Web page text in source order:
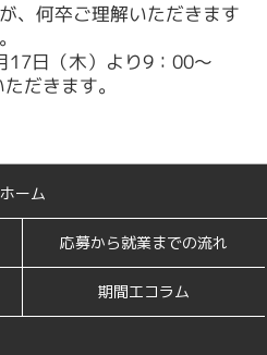
、何卒ご理解いただきます
17日（木）より9：00～
だきます。
ホーム
応募から就業までの流れ
期間工コラム